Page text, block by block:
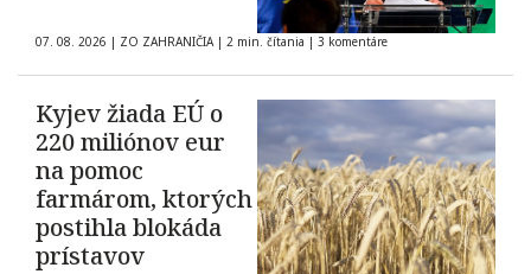
07. 08. 2026 | ZO ZAHRANIČIA | 2 min. čítania | 3 komentáre
Kyjev žiada EÚ o
220 miliónov eur
na pomoc
farmárom, ktorých
postihla blokáda
prístavov